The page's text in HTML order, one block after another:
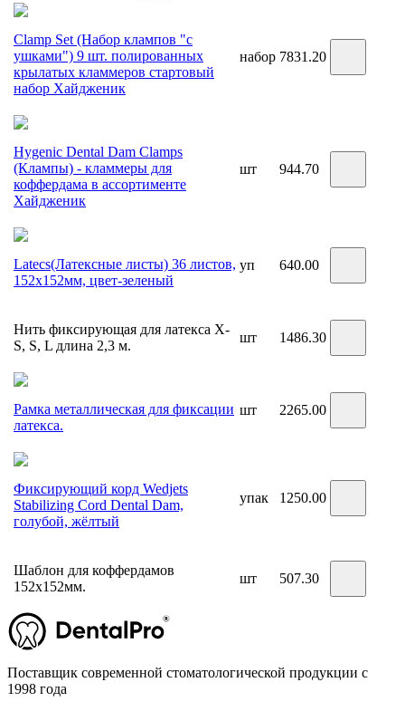
Clamp Set (Набор клампов "с
ушками") 9 шт. полированных
крылатых кламмеров стартовый
набор Хайдженик
набор 7831.20
Hygenic Dental Dam Clamps
(Клампы) - кламмеры для
коффердама в ассортименте
Хайдженик
шт 944.70
Latecs(Латексные листы) 36 листов,
152х152мм, цвет-зеленый
уп 640.00
Нить фиксирующая для латекса X-
S, S, L длина 2,3 м.
шт 1486.30
Рамка металлическая для фиксации
латекса.
шт 2265.00
Фиксирующий корд Wedjets
Stabilizing Cord Dental Dam,
голубой, жёлтый
упак 1250.00
Шаблон для коффердамов
152х152мм.
шт 507.30
Поставщик современной стоматологической продукции с
1998 года